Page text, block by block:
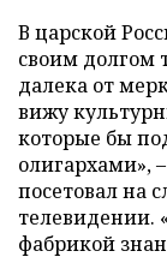
В царской
своим долгом
далека от
вижу
которые бы
олигархами»,
посетовал на
телевидении.
фабрикой